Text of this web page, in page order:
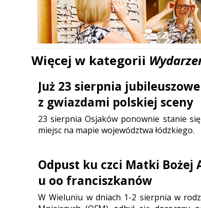
Więcej w kategorii
Już 23 sierpnia
z gwiazdami polskiej sceny
23 sierpnia Osjaków ponownie stanie
miejsc na mapie województwa łódzkiego.
Odpust ku czci Matki Bożej
u oo franciszkanów
W Wieluniu w dniach 1-2 sierpnia w